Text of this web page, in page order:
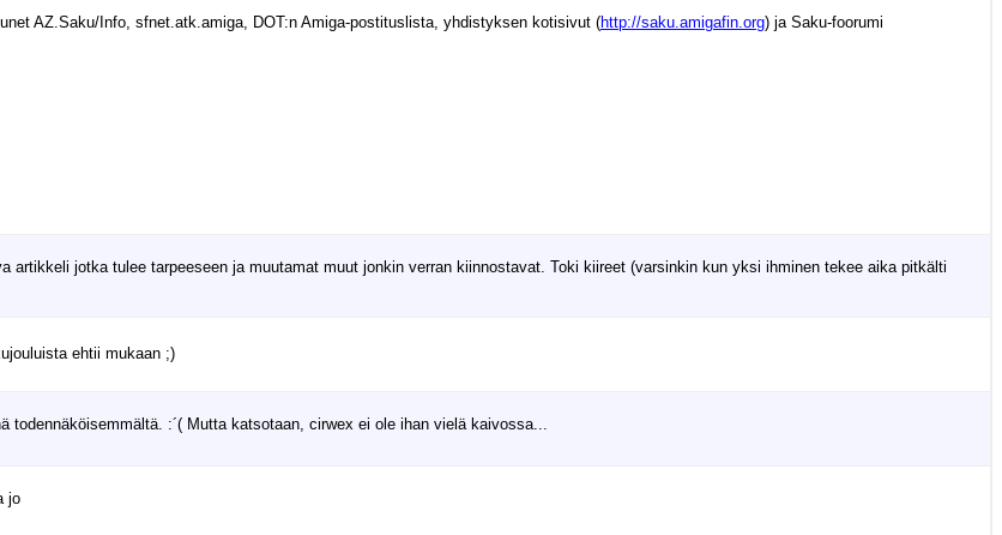
AZ.Saku/Info, sfnet.atk.amiga, DOT:n Amiga-postituslista, yhdistyksen kotisivut (http://saku.amigafin.org) ja Saku-foorumi
artikkeli jotka tulee tarpeeseen ja muutamat muut jonkin verran kiinnostavat. Toki kiireet (varsinkin kun yksi ihminen tekee aika pitkälti
ehtii mukaan ;)
:´( Mutta katsotaan, cirwex ei ole ihan vielä kaivossa...
jo